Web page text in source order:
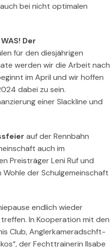
bei nicht optimalen
Der
für den diesjährigen
werden wir die Arbeit nach
im April und wir hoffen
dabei zu sein.
einer Slackline und
auf der Rennbahn
auch im
Preisträger Leni Ruf und
der Schulgemeinschaft
endlich wieder
In Kooperation mit den
Club, Anglerkameradschft-
der Fechttrainerin Ilsabe